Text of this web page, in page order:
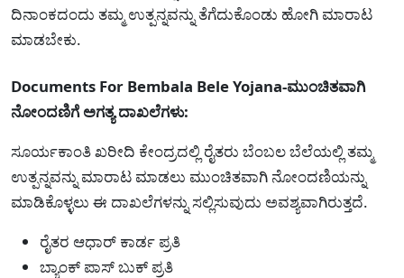
ದಿನಾಂಕದಂದು ತಮ್ಮ ಉತ್ಪನ್ನವನ್ನು ತೆಗೆದುಕೊಂಡು ಹೋಗಿ ಮಾರಾಟ
ಮಾಡಬೇಕು.
Documents For Bembala Bele Yojana-ಮುಂಚಿತವಾಗಿ
ನೋಂದಣಿಗೆ ಅಗತ್ಯ ದಾಖಲೆಗಳು:
ಸೂರ್ಯಕಾಂತಿ ಖರೀದಿ ಕೇಂದ್ರದಲ್ಲಿ ರೈತರು ಬೆಂಬಲ ಬೆಲೆಯಲ್ಲಿ ತಮ್ಮ
ಉತ್ಪನ್ನವನ್ನು ಮಾರಾಟ ಮಾಡಲು ಮುಂಚಿತವಾಗಿ ನೋಂದಣಿಯನ್ನು
ಮಾಡಿಕೊಳ್ಳಲು ಈ ದಾಖಲೆಗಳನ್ನು ಸಲ್ಲಿಸುವುದು ಅವಶ್ಯವಾಗಿರುತ್ತದೆ.
ರೈತರ ಆಧಾರ್ ಕಾರ್ಡ ಪ್ರತಿ
ಬ್ಯಾಂಕ್ ಪಾಸ್ ಬುಕ್ ಪ್ರತಿ